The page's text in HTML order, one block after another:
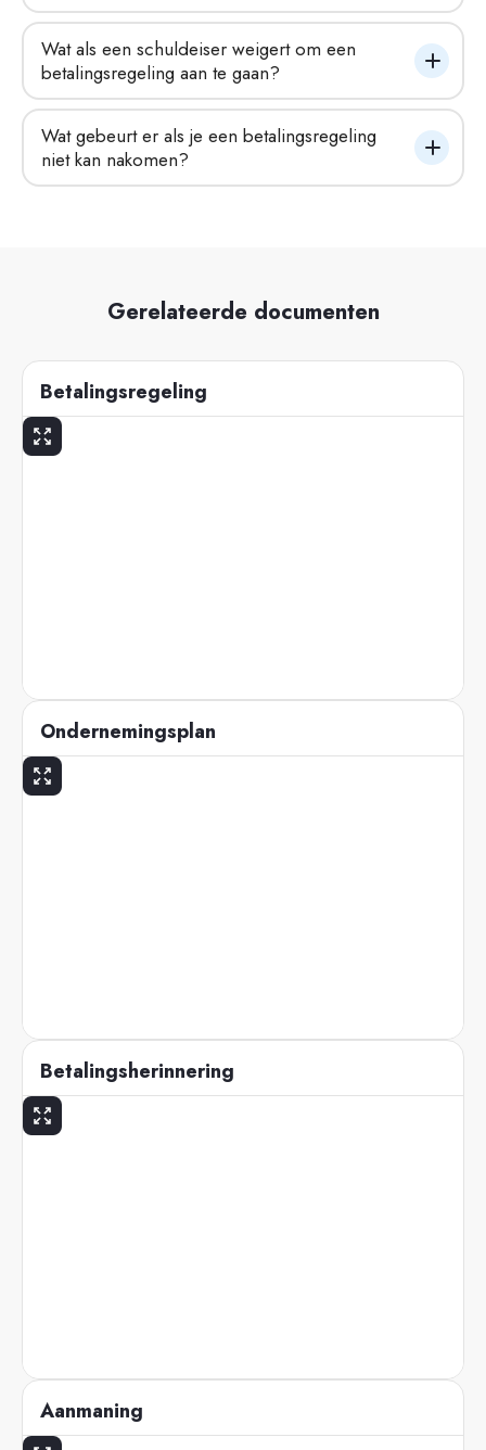
Wat als een schuldeiser weigert om een
betalingsregeling aan te gaan?
Wat gebeurt er als je een betalingsregeling
niet kan nakomen?
Gerelateerde documenten
Betalingsregeling
Ondernemingsplan
Betalingsherinnering
Aanmaning